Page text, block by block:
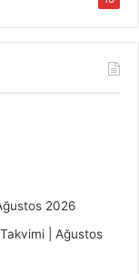
2026
| Ağustos